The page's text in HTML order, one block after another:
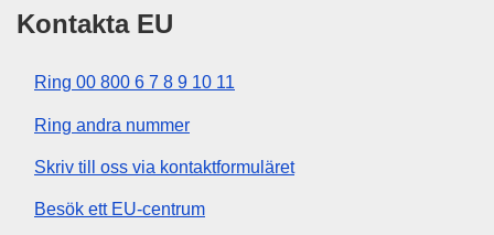
Kontakta EU
Ring 00 800 6 7 8 9 10 11
Ring andra nummer
Skriv till oss via kontaktformuläret
Besök ett EU-centrum